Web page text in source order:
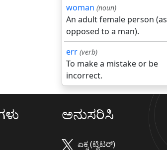
woman (noun)
An adult female person (as
opposed to a man).
err (verb)
To make a mistake or be
incorrect.
ಅನುಸರಿಸಿ
ಏಕ್ಸ (ಟ್ವಿಟರ್)